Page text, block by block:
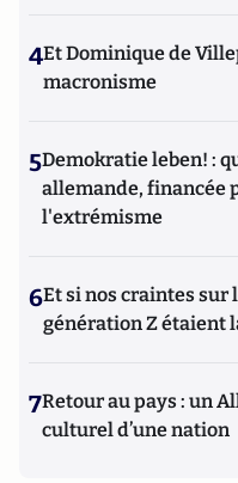
4Et Dominique de
macronisme
5Demokratie leben! :
allemande, financée
l'extrémisme
6Et si nos craintes sur
génération Z étaient
7Retour au pays : un
culturel d’une nation